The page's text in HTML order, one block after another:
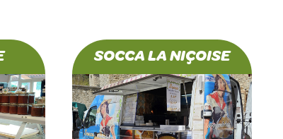
SOCCA LA NIÇOISE